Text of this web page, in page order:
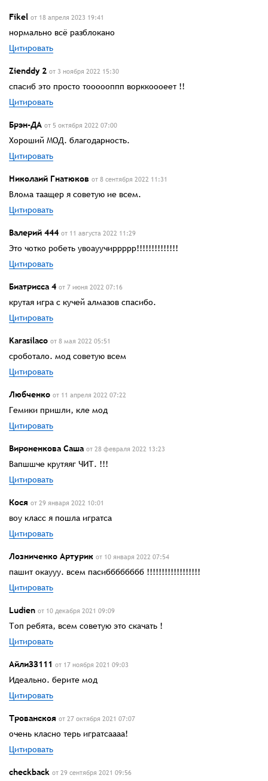
Fikel от 18 апреля 2023 19:41
нормально всё разблокано
Цитировать
Zienddy 2 от 3 ноября 2022 15:30
спасиб это просто тоооооппп ворккоооеет !!
Цитировать
Брэн-ДА от 5 октября 2022 07:00
Хороший МОД. благодарность.
Цитировать
Николаий Гнатюков от 8 сентября 2022 11:31
Влома таащер я советую ие всем.
Цитировать
Валерий 444 от 11 августа 2022 11:29
Это чотко робеть увоауучиррррр!!!!!!!!!!!!!!
Цитировать
Биатрисса 4 от 7 июня 2022 07:16
крутая игра с кучей алмазов спасибо.
Цитировать
Karasilacо от 8 мая 2022 05:51
сроботало. мод советую всем
Цитировать
Любченко от 11 апреля 2022 07:22
Гемики пришли, кле мод
Цитировать
Вироненкова Саша от 28 февраля 2022 13:23
Вапшшче крутяяг ЧИТ. !!!
Цитировать
Кося от 29 января 2022 10:01
воу класс я пошла игратса
Цитировать
Лозниченко Артурик от 10 января 2022 07:54
пашит окаууу. всем пасибббббббб !!!!!!!!!!!!!!!!!!
Цитировать
Ludien от 10 декабря 2021 09:09
Топ ребята, всем советую это скачать !
Цитировать
АйлиЗЗ111 от 17 ноября 2021 09:03
Идеально. берите мод
Цитировать
Трованскоя от 27 октября 2021 07:07
очень класно терь игратсаааа!
Цитировать
checkback от 29 сентября 2021 09:56